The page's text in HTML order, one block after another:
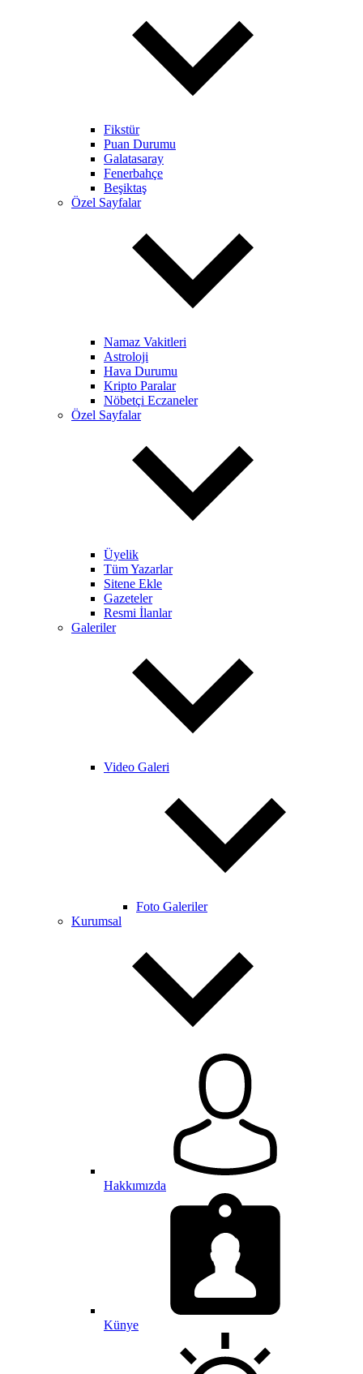
Fikstür
Puan Durumu
Galatasaray
Fenerbahçe
Beşiktaş
Özel Sayfalar
Namaz Vakitleri
Astroloji
Hava Durumu
Kripto Paralar
Nöbetçi Eczaneler
Özel Sayfalar
Üyelik
Tüm Yazarlar
Sitene Ekle
Gazeteler
Resmi İlanlar
Galeriler
Video Galeri
Foto Galeriler
Kurumsal
Hakkımızda
Künye